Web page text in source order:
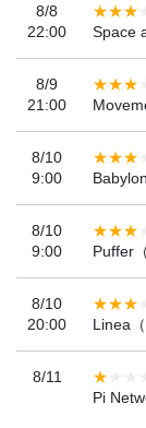
8/8
22:00
Space
8/9
21:00
8/10
9:00
8/10
9:00
Puffer
8/10
20:00
Linea
8/11
Pi